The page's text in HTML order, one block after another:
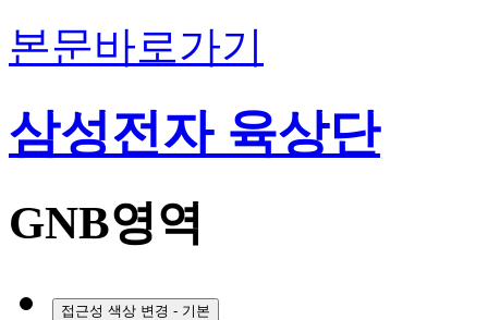
본문바로가기
삼성전자 육상단
GNB영역
접근성 색상 변경 - 기본